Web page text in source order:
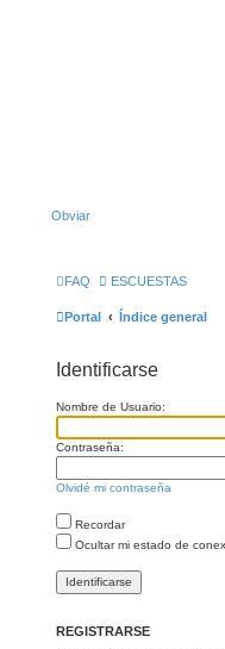
Obviar
FAQ ESCUESTAS
Portal Índice general
Identificarse
Nombre de Usuario:
Contraseña:
Olvidé mi contraseña
Recordar
Ocultar mi estado de
REGISTRARSE